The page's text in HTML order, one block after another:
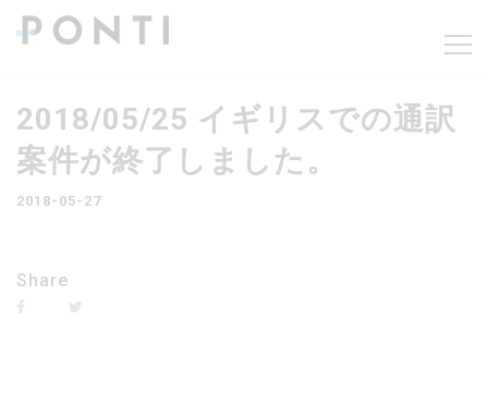
2018/05/25 イギリスでの通訳
案件が終了しました。
2018-05-27
Share